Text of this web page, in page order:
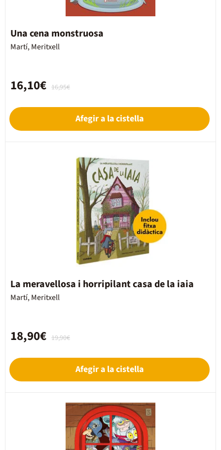
Una cena monstruosa
Martí, Meritxell
16,95€
16,10€
Afegir a la cistella
La meravellosa i horripilant casa de la iaia
Martí, Meritxell
19,90€
18,90€
Afegir a la cistella